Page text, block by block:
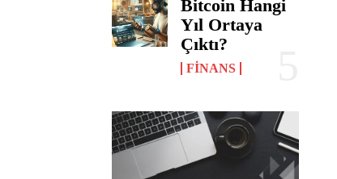
Bitcoin Hangi
Yıl Ortaya
Çıktı?
FINANS